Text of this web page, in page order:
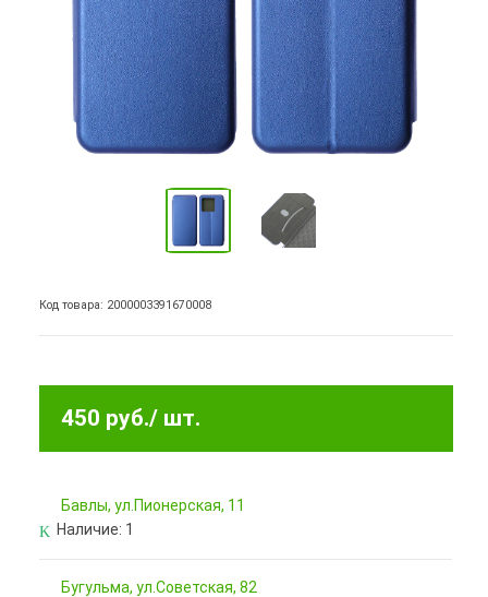
Код товара: 2000003391670008
450 руб./ шт.
Бавлы, ул.Пионерская, 11
Наличие: 1
Бугульма, ул.Советская, 82